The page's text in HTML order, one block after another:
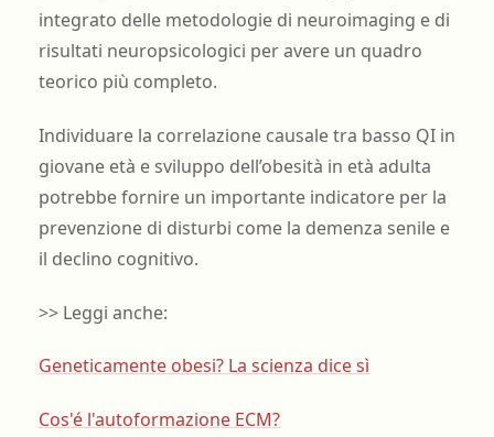
integrato delle metodologie di neuroimaging e di
risultati neuropsicologici per avere un quadro
teorico più completo.
Individuare la correlazione causale tra basso QI in
giovane età e sviluppo dell’obesità in età adulta
potrebbe fornire un importante indicatore per la
prevenzione di disturbi come la demenza senile e
il declino cognitivo.
>> Leggi anche:
Geneticamente obesi? La scienza dice sì
Cos'é l'autoformazione ECM?